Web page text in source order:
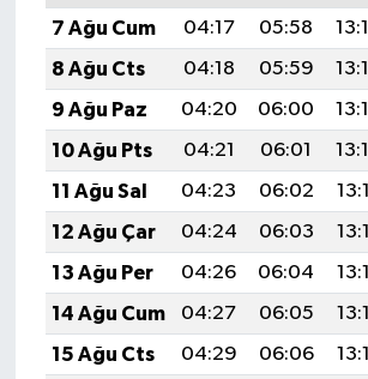
7 Ağu Cum
04:17 05:58
8 Ağu Cts
04:18 05:59
9 Ağu Paz
04:20 06:00
10 Ağu Pts
04:21 06:01
11 Ağu Sal
04:23 06:02
12 Ağu Çar
04:24 06:03
13 Ağu Per
04:26 06:04
14 Ağu Cum
04:27 06:05
15 Ağu Cts
04:29 06:06